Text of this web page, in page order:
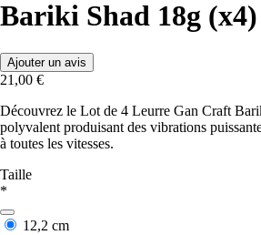
Bariki Shad 18g (x4)
Ajouter un avis
21,00 €
Découvrez le Lot de 4 Leurre Gan Craft
polyvalent produisant des vibrations
à toutes les vitesses.
Taille
*
12,2 cm